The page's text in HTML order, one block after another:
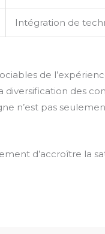
Intégration de
de
des
n’est pas
d’accroître la